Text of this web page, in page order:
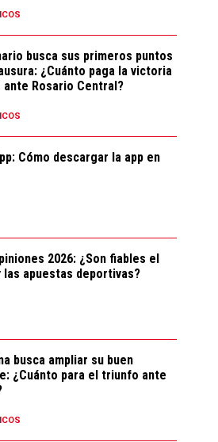
busca sus primeros puntos
¿Cuánto paga la victoria
ante Rosario Central?
Cómo descargar la app en
2026: ¿Son fiables el
las apuestas deportivas?
busca ampliar su buen
¿Cuánto para el triunfo ante